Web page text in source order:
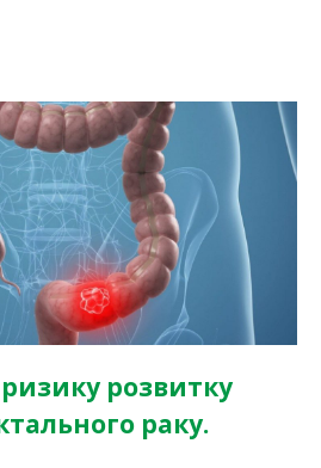
розвитку
раку.